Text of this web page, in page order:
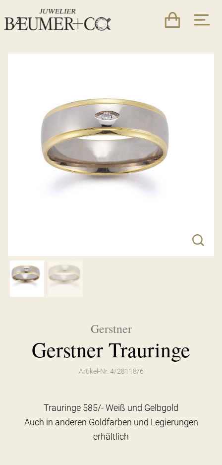
Gerstner
Gerstner Trauringe
Artikel-Nr. 4/28118/6
Trauringe 585/- Weiß und Gelbgold
Auch in anderen Goldfarben und Legierungen
erhältlich